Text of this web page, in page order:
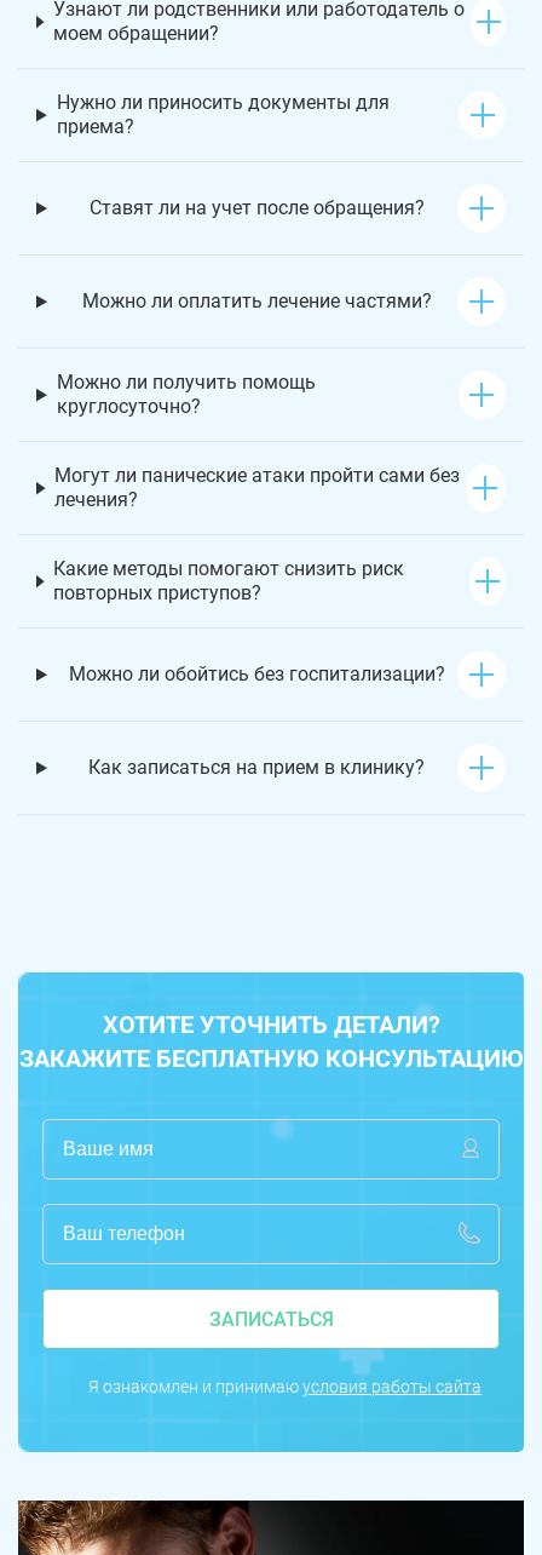
Узнают ли родственники или работодатель о
моем обращении?
Нужно ли приносить документы для
приема?
Ставят ли на учет после обращения?
Можно ли оплатить лечение частями?
Можно ли получить помощь
круглосуточно?
Могут ли панические атаки пройти сами без
лечения?
Какие методы помогают снизить риск
повторных приступов?
Можно ли обойтись без госпитализации?
Как записаться на прием в клинику?
ХОТИТЕ УТОЧНИТЬ ДЕТАЛИ?
ЗАКАЖИТЕ БЕСПЛАТНУЮ КОНСУЛЬТАЦИЮ
ЗАПИСАТЬСЯ
Я ознакомлен и принимаюусловия работы сайта